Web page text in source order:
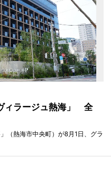
ィラージュ熱海」 全
（熱海市中央町）が8月1日、グラ